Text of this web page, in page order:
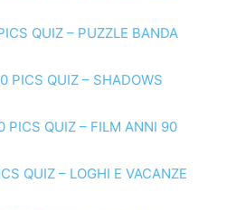
QUIZ – PUZZLE BANDA
PICS QUIZ – SHADOWS
PICS QUIZ – FILM ANNI 90
QUIZ – LOGHI E VACANZE